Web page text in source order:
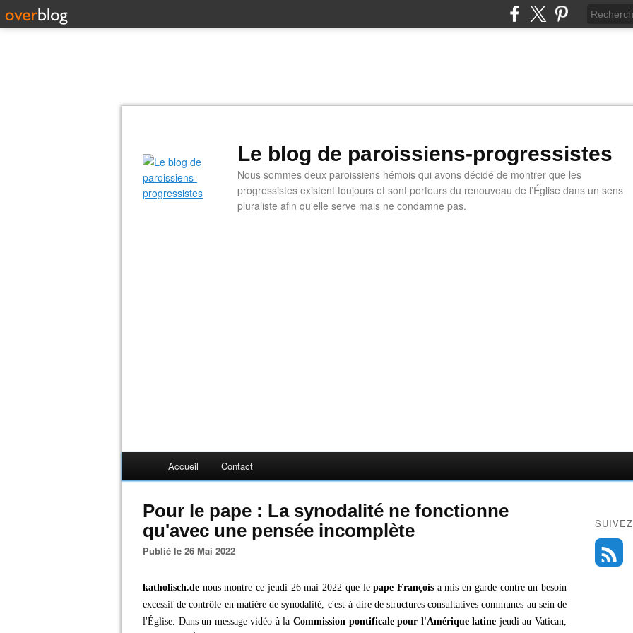
Le blog de paroissiens-progressistes
Nous sommes deux paroissiens hémois qui avons décidé de montrer que les
progressistes existent toujours et sont porteurs du renouveau de l’Église dans un sens
pluraliste afin qu'elle serve mais ne condamne pas.
Accueil Contact
Pour le pape : La synodalité ne fonctionne
qu'avec une pensée incomplète
Publié le 26 Mai 2022
katholisch.de nous montre ce jeudi 26 mai 2022 que lepape Françoisa mis en garde contre un besoin
excessif de contrôle en matière de synodalité, c'est-à-dire de structures consultatives communes au sein de
l'Église. Dans un message vidéo à la Commission pontificale pour l'Amérique latine jeudi au Vatican,